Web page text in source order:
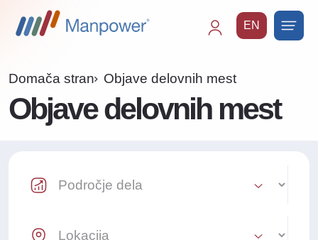
EN
Domača stran Objave delovnih mest
Objave delovnih mest
Industry Select
Location Select